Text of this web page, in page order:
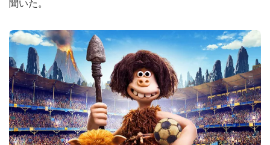
聞いた。